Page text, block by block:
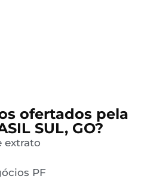
ofertados pela
SUL, GO?
extrato
PF